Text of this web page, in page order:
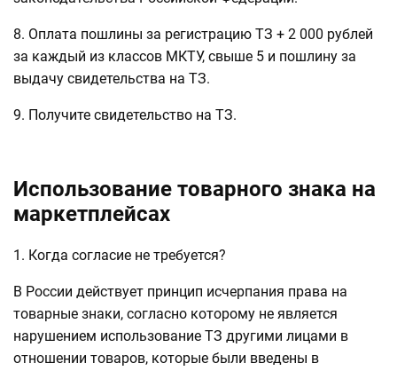
8. Оплата пошлины за регистрацию ТЗ + 2 000 рублей
за каждый из классов МКТУ, свыше 5 и пошлину за
выдачу свидетельства на ТЗ.
9. Получите свидетельство на ТЗ.
Использование товарного знака на
маркетплейсах
1. Когда согласие не требуется?
В России действует принцип исчерпания права на
товарные знаки, согласно которому не является
нарушением использование ТЗ другими лицами в
отношении товаров, которые были введены в